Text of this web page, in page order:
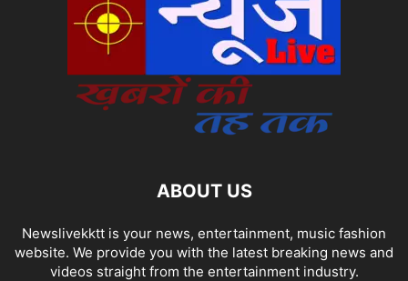
ABOUT US
Newslivekktt is your news, entertainment, music fashion
website. We provide you with the latest breaking news and
videos straight from the entertainment industry.